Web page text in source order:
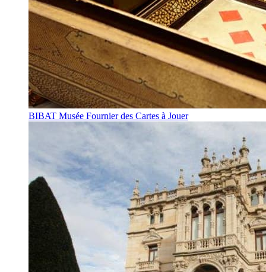
BIBAT Musée Fournier des Cartes à Jouer